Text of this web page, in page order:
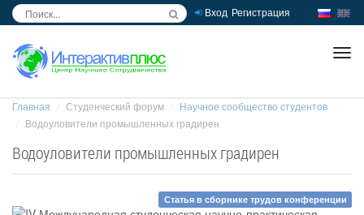
Вход Регистрация
Главная Студенческий форум
Научное сообщество студентов
Водоуловители промышленных градирен
Водоуловители промышленных градирен
Статья в сборнике трудов конференции